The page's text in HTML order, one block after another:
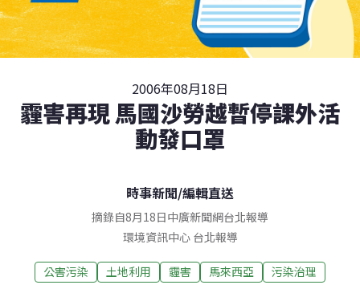
2006年08月18日
霾害再現 馬國沙勞越暫停課外活
動發口罩
時事新聞/編輯直送
摘錄自8月18日中廣新聞網台北報導
環境資訊中心 台北報導
公害污染 土地利用 霾害 馬來西亞 污染治理